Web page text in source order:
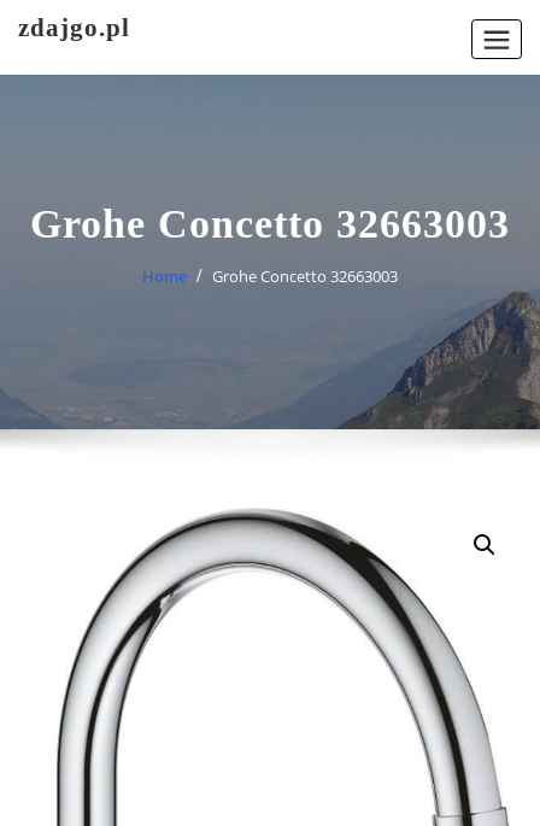
zdajgo.pl
Grohe Concetto 32663003
Home Grohe Concetto 32663003